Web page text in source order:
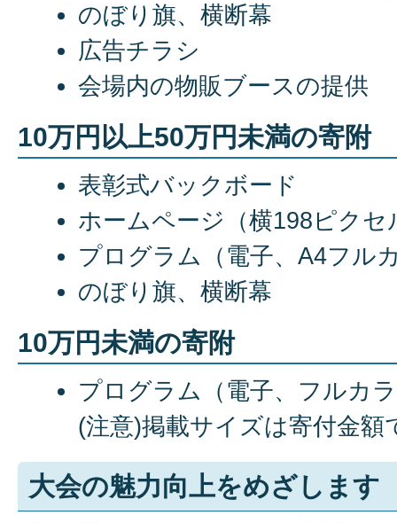
のぼり旗、横断幕
広告チラシ
会場内の物販ブースの提供
10万円以上50万円未満の寄附
表彰式バックボード
ホームページ（横198ピク
プログラム（電子、A4フル
のぼり旗、横断幕
10万円未満の寄附
プログラム（電子、フルカ
(注意)掲載サイズは寄付金額
大会の魅力向上をめざします